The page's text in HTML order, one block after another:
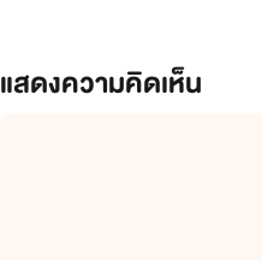
แสดงความคิดเห็น